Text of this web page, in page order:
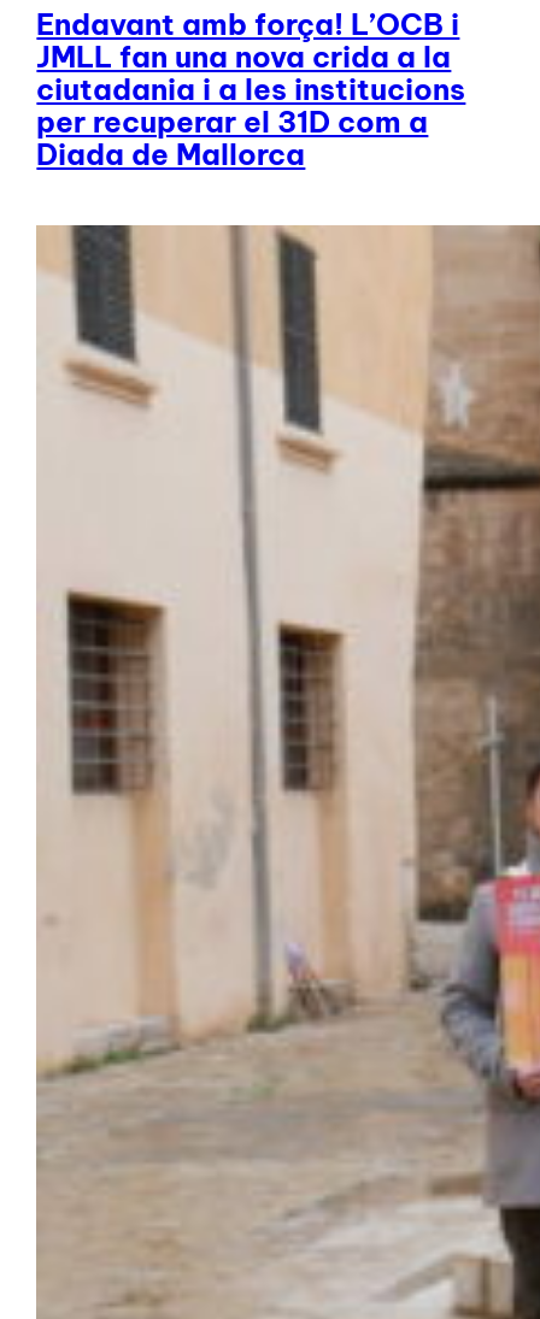
Endavant amb força! L’OCB i
JMLL fan una nova crida a la
ciutadania i a les institucions
per recuperar el 31D com a
Diada de Mallorca